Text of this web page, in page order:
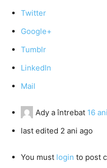
Twitter
Google+
Tumblr
LinkedIn
Mail
Ady a întrebat 16
last edited 2 ani ago
You must login to post